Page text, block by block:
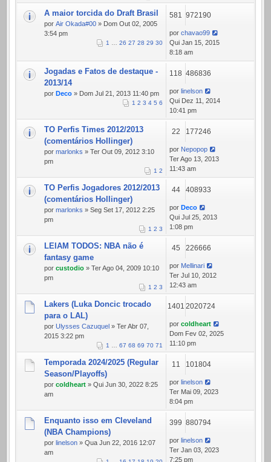
A maior torcida do Draft Brasil
por Air Okada#00 » Dom Out 02, 2005
3:54 pm
1 26 27 28 29 30
581 972190
por chavao99
Qui Jan 15, 2015
8:18 am
Jogadas e Fatos de destaque -
2013/14
por Deco » Dom Jul 21, 2013 11:40 pm
1 2 3 4 5 6
118 486836
por linelson
Qui Dez 11, 2014
10:41 pm
TO Perfis Times 2012/2013
(comentários Hollinger)
por marlonks » Ter Out 09, 2012 3:10
pm
1 2
22 177246
por Nepopop
Ter Ago 13, 2013
11:43 am
TO Perfis Jogadores 2012/2013
(comentários Hollinger)
por marlonks » Seg Set 17, 2012 2:25
pm
1 2 3
44 408933
por Deco
Qui Jul 25, 2013
1:08 pm
LEIAM TODOS: NBA não é
fantasy game
por custodio » Ter Ago 04, 2009 10:10
pm
1 2 3
45 226666
por Mellinari
Ter Jul 10, 2012
12:43 am
Lakers (Luka Doncic trocado
para o LAL)
por Ulysses Cazuquel » Ter Abr 07,
2015 3:22 pm
1 67 68 69 70 71
1401 2020724
por coldheart
Dom Fev 02, 2025
11:10 pm
Temporada 2024/2025 (Regular
Season/Playoffs)
por coldheart » Qui Jun 30, 2022 8:25
am
11 101804
por linelson
Ter Mai 09, 2023
8:04 pm
Enquanto isso em Cleveland
(NBA Champions)
por linelson » Qua Jun 22, 2016 12:07
am
399 880794
por linelson
Ter Jan 03, 2023
7:25 pm